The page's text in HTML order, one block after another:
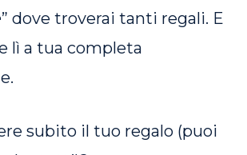
” dove troverai tanti regali. E
lì a tua completa
subito il tuo regalo (puoi